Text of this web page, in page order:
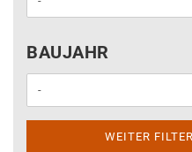
BAUJAHR
BAUJAHR
WEITER